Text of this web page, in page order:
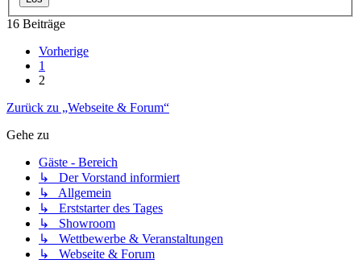
16 Beiträge
Vorherige
1
2
Zurück zu „Webseite & Forum“
Gehe zu
Gäste - Bereich
↳ Der Vorstand informiert
↳ Allgemein
↳ Erststarter des Tages
↳ Showroom
↳ Wettbewerbe & Veranstaltungen
↳ Webseite & Forum